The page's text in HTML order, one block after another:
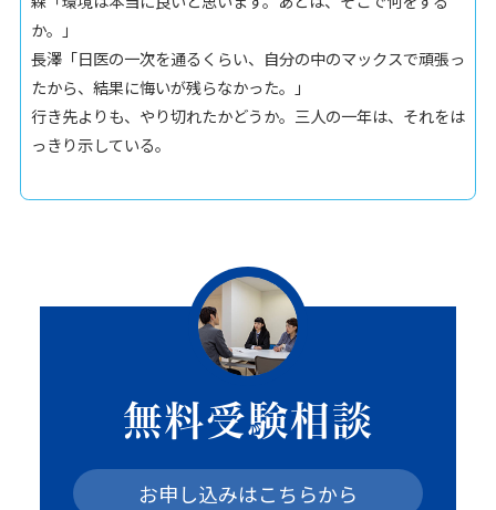
か。」
長澤「日医の一次を通るくらい、自分の中のマックスで頑張っ
たから、結果に悔いが残らなかった。」
行き先よりも、やり切れたかどうか。三人の一年は、それをは
っきり示している。
無料受験相談
お申し込みはこちらから